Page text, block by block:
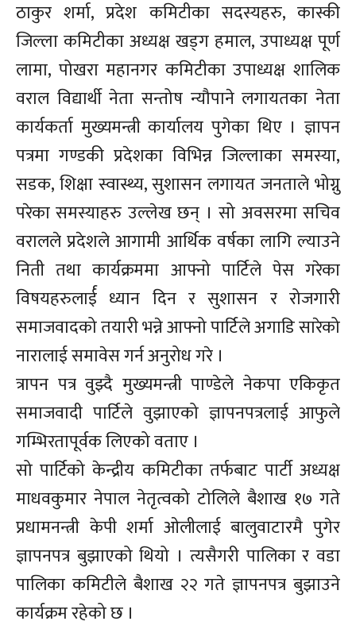
ठाकुर शर्मा, प्रदेश कमिटीका सदस्यहरु, कास्की
जिल्ला कमिटीका अध्यक्ष खड्ग हमाल, उपाध्यक्ष पूर्ण
लामा, पोखरा महानगर कमिटीका उपाध्यक्ष शालिक
वराल विद्यार्थी नेता सन्तोष न्यौपाने लगायतका नेता
कार्यकर्ता मुख्यमन्त्री कार्यालय पुगेका थिए । ज्ञापन
पत्रमा गण्डकी प्रदेशका विभिन्न जिल्लाका समस्या,
सडक, शिक्षा स्वास्थ्य, सुशासन लगायत जनताले भोग्नु
परेका समस्याहरु उल्लेख छन् । सो अवसरमा सचिव
वरालले प्रदेशले आगामी आर्थिक वर्षका लागि ल्याउने
निती तथा कार्यक्रममा आफ्नो पार्टिले पेस गरेका
विषयहरुलार्ई ध्यान दिन र सुशासन र रोजगारी
समाजवादको तयारी भन्ने आफ्नो पार्टिले अगाडि सारेको
नारालाई समावेस गर्न अनुरोध गरे ।
त्रापन पत्र वुझ्दै मुख्यमन्त्री पाण्डेले नेकपा एकिकृत
समाजवादी पार्टिले वुझाएको ज्ञापनपत्रलाई आफुले
गम्भिरतापूर्वक लिएको वताए ।
सो पार्टिको केन्द्रीय कमिटीका तर्फबाट पार्टी अध्यक्ष
माधवकुमार नेपाल नेतृत्वको टोलिले बैशाख १७ गते
प्रधामनन्त्री केपी शर्मा ओलीलाई बालुवाटारमै पुगेर
ज्ञापनपत्र बुझाएको थियो । त्यसैगरी पालिका र वडा
पालिका कमिटीले बैशाख २२ गते ज्ञापनपत्र बुझाउने
कार्यक्रम रहेको छ ।